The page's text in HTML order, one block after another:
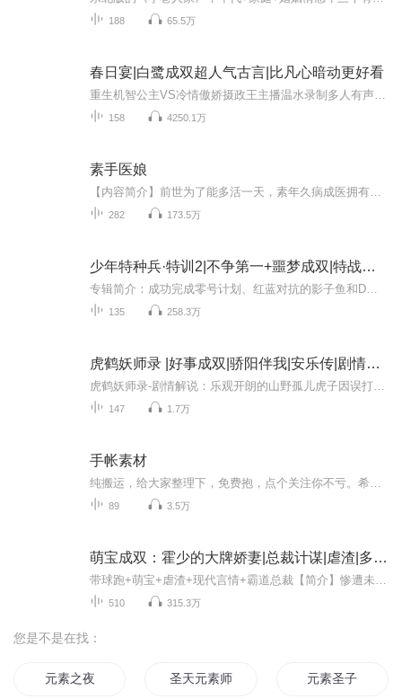
188 65.5万
春日宴|白鹭成双超人气古言|比凡心暗动更好看
158 4250.1万
素手医娘
282 173.5万
少年特种兵·特训2|不争第一+噩梦成双|特战荣耀
135 258.3万
虎鹤妖师录 |好事成双|骄阳伴我|安乐传|剧情解说
147 1.7万
手帐素材
89 3.5万
萌宝成双：霍少的大牌娇妻|总裁计谋|虐渣|多人有声剧
510 315.3万
您是不是在找：
元素之夜 圣天元素师 元素圣子